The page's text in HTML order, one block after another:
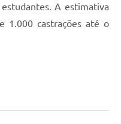
A estimativa
1.000 castrações até o